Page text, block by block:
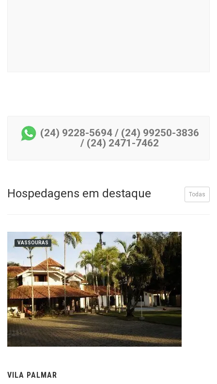
(24) 9228-5694 / (24) 99250-3836
/ (24) 2471-7462
Todas
Hospedagens em destaque
VASSOURAS
VILA PALMAR